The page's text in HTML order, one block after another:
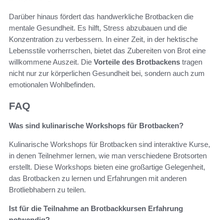
Darüber hinaus fördert das handwerkliche Brotbacken die
mentale Gesundheit. Es hilft, Stress abzubauen und die
Konzentration zu verbessern. In einer Zeit, in der hektische
Lebensstile vorherrschen, bietet das Zubereiten von Brot eine
willkommene Auszeit. Die Vorteile des Brotbackens tragen
nicht nur zur körperlichen Gesundheit bei, sondern auch zum
emotionalen Wohlbefinden.
FAQ
Was sind kulinarische Workshops für Brotbacken?
Kulinarische Workshops für Brotbacken sind interaktive Kurse,
in denen Teilnehmer lernen, wie man verschiedene Brotsorten
erstellt. Diese Workshops bieten eine großartige Gelegenheit,
das Brotbacken zu lernen und Erfahrungen mit anderen
Brotliebhabern zu teilen.
Ist für die Teilnahme an Brotbackkursen Erfahrung